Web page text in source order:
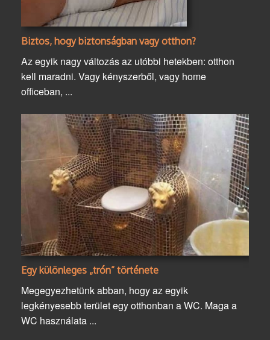
Biztos, hogy biztonságban vagy otthon?
Az egyik nagy változás az utóbbi hetekben: otthon
kell maradni. Vagy kényszerből, vagy home
officeban, ...
Egy különleges „trón” története
Megegyezhetünk abban, hogy az egyik
legkényesebb terület egy otthonban a WC. Maga a
WC használata ...